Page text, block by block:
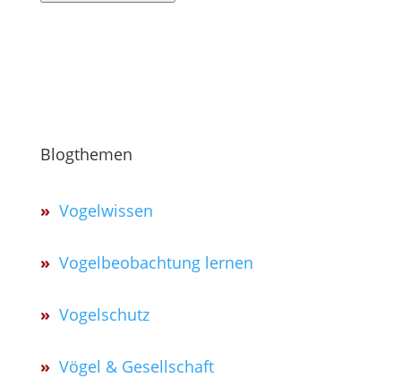
Blogthemen
» Vogelwissen
» Vogelbeobachtung lernen
» Vogelschutz
» Vögel & Gesellschaft